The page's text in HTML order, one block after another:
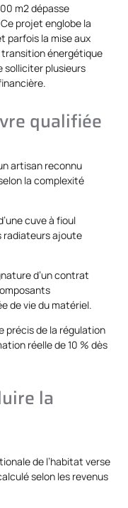
m2 dépasse
projet englobe la
parfois la mise aux
énergétique
solliciter plusieurs
qualifiée
artisan reconnu
la complexité
cuve à fioul
radiateurs ajoute
d’un contrat
de vie du matériel.
précis de la régulation
réelle de 10 % dès
la
de l’habitat verse
selon les revenus